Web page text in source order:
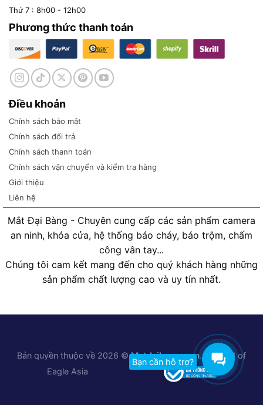
Thứ 7 : 8h00 - 12h00
Phương thức thanh toán
Điều khoản
Chính sách bảo mật
Chính sách đổi trả
Chính sách thanh toán
Chính sách vận chuyển và kiểm tra hàng
Giới thiệu
Liên hệ
Mắt Đại Bàng - Chuyên cung cấp các sản phẩm camera
an ninh, khóa cửa, hệ thống báo cháy, báo trộm, chấm
công vân tay...
Chúng tôi cam kết mang đến cho quý khách hàng những
sản phẩm chất lượng cao và uy tín nhất.
Bạn cần hỗ trợ?
Bản quyền thuộc về 2026 ©Matdaibang.com. A brand of
Eagle Asia